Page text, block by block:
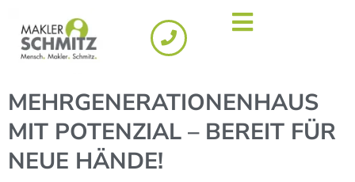
MEHRGENERATIONENHAUS
MIT POTENZIAL – BEREIT FÜR
NEUE HÄNDE!